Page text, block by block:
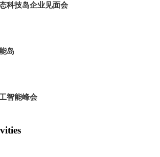
科技岛企业见面会
岛
智能峰会